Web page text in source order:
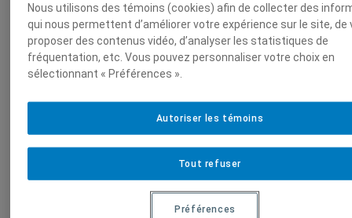
on
ne
m
en
t
od
e
S
en
ce
po
Nous utilisons des témoins (cookies) afin de collecter des
qui nous permettent d’améliorer votre expérience sur le site, de
proposer des contenus vidéo, d’analyser les statistiques de
fréquentation, etc. Vous pouvez personnaliser votre choix en
sélectionnant « Préférences ».
Tout refuser
Autoriser les témoins
Préférences